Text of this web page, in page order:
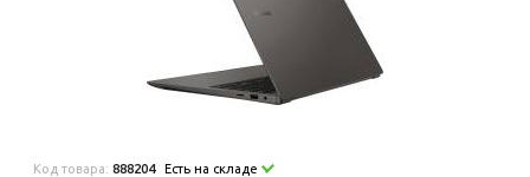
Код товара:888204 Есть на складе